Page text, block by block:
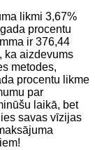
likmi 3,67%
procentu
ir 376,44
ka aizdevums
metodes,
procentu likme
par
laikā, bet
savas vīzijas